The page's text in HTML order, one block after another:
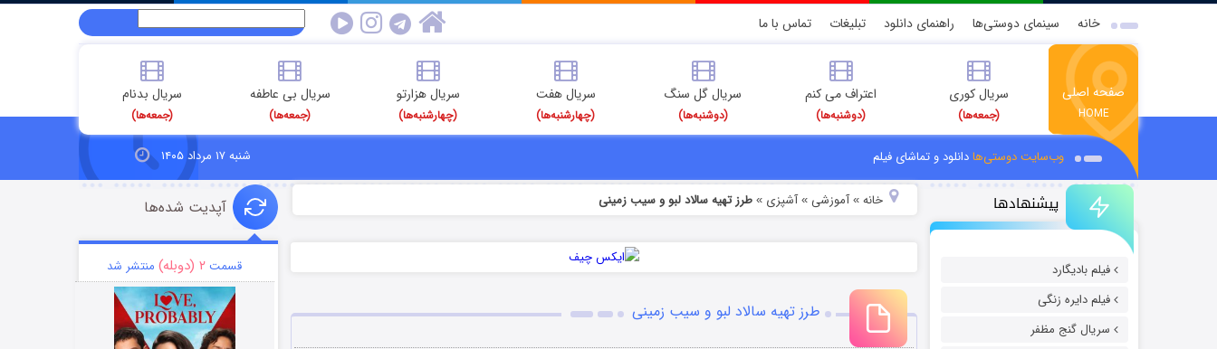
خانه سینمای دوستی‌ها راهنمای دانلود تبلیغات تماس با ما
صفحه اصلی
HOME
سریال کوری
(جمعه‌ها)
اعتراف می کنم
(دوشنبه‌ها)
سریال گل سنگ
(دوشنبه‌ها)
سریال هفت
(چهارشنبه‌ها)
سریال هزارتو
(چهارشنبه‌ها)
سریال بی عاطفه
(جمعه‌ها)
سریال بدنام
(جمعه‌ها)
وب‌سایت دوستی‌هادانلود و تماشای فیلم شنبه ۱۷ مرداد ۱۴۰۵
پیشنهادها
فیلم بادیگارد
فیلم دایره زنگی
سریال گنج مظفر
خانه»آموزشی »آشپزی » طرز تهیه سالاد لبو و سیب زمینی
طرز تهیه سالاد لبو و سیب زمینی
آپدیت شده‌ها
قسمت ۲ (دوبله) منتشر شد